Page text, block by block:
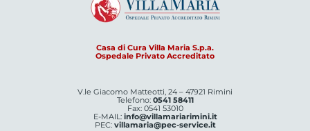
Casa di Cura Villa Maria S.p.a.
Ospedale Privato Accreditato
V.le Giacomo Matteotti, 24 – 47921 Rimini
Telefono: 0541 58411
Fax: 0541 53010
E-MAIL: info@villamariarimini.it
PEC: villamaria@pec-service.it